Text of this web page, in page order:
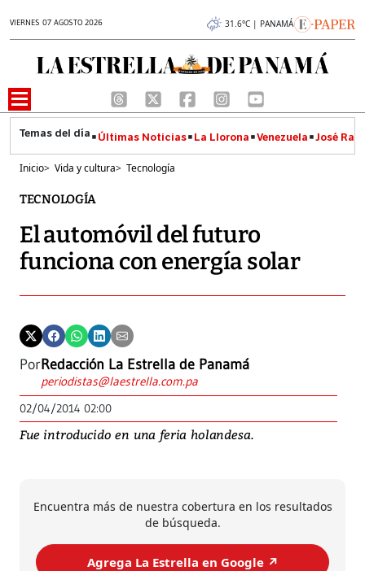
VIERNES 07 AGOSTO 2026 31.6°C | PANAMÁ
Últimas Noticias La Llorona Venezuela José
Inicio> Vida y cultura> Tecnología
TECNOLOGÍA
El automóvil del futuro
funciona con energía solar
PorRedacción La Estrella de Panamá
periodistas@laestrella.com.pa
02/04/2014 02:00
Fue introducido en una feria holandesa.
Encuentra más de nuestra cobertura en los resultados
de búsqueda.
Agrega La Estrella en Google ↗️